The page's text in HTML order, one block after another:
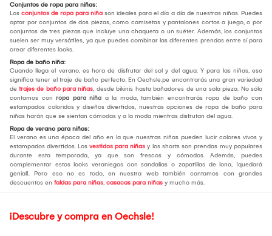
Conjuntos de ropa para niñas:
Los conjuntos de ropa para niña son ideales para el día a día de nuestras niñas. Puedes
optar por conjuntos de dos piezas, como camisetas y pantalones cortos a juego, o por
conjuntos de tres piezas que incluye una chaqueta o un suéter. Además, los conjuntos
suelen ser muy versátiles, ya que puedes combinar las diferentes prendas entre sí para
crear diferentes looks.
Ropa de baño niña:
Cuando llega el verano, es hora de disfrutar del sol y del agua. Y para las niñas, eso
significa tener el traje de baño perfecto. En Oechsle.pe encontrarás una gran variedad
de trajes de baño para niñas, desde bikinis hasta bañadores de una sola pieza. No sólo
contamos con ropa para niña a la moda, también encontrarás ropa de baño con
estampados coloridos y diseños divertidos, nuestras opciones de ropa de baño para
niñas harán que se sientan cómodas y a la moda mientras disfrutan del agua.
Ropa de verano para niñas:
El verano es una época del año en la que nuestras niñas pueden lucir colores vivos y
estampados divertidos. Los vestidos para niñas y los shorts son prendas muy populares
durante esta temporada, ya que son frescos y cómodos. Además, puedes
complementar estos looks veraniegos con sandalias o zapatillas de lona, ¡quedará
genial!. Pero eso no es todo, en nuestra web también contamos con grandes
descuentos en faldas para niñas, casacas para niñas y mucho más.
¡Descubre y compra en Oechsle!